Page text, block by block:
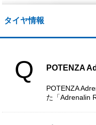
タイヤ情報
Q POTENZA
POTENZA
た「Adrenalin